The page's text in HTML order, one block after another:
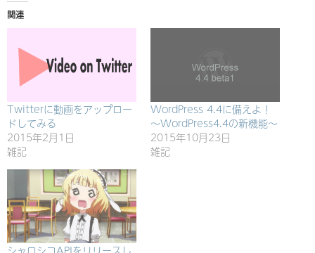
関連
Twitterに動画をアップロー
ドしてみる
2015年2月1日
雑記
WordPress 4.4に備えよ！
～WordPress4.4の新機能～
2015年10月23日
雑記